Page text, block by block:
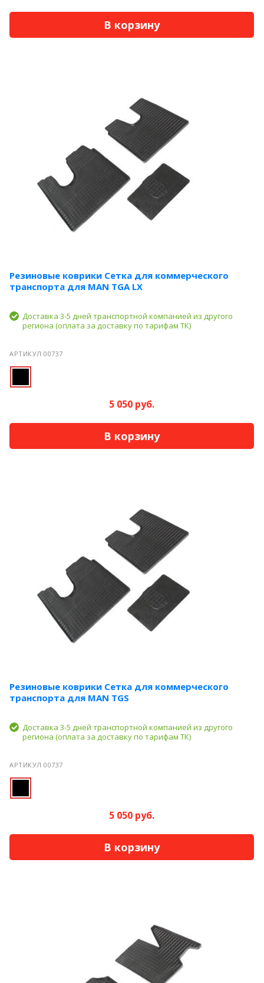
В корзину
Резиновые коврики Сетка для коммерческого
транспорта для MAN TGA LX
Доставка 3-5 дней транспортной компанией из другого
региона (оплата за доставку по тарифам ТК)
АРТИКУЛ 00737
5 050 руб.
В корзину
Резиновые коврики Сетка для коммерческого
транспорта для MAN TGS
Доставка 3-5 дней транспортной компанией из другого
региона (оплата за доставку по тарифам ТК)
АРТИКУЛ 00737
5 050 руб.
В корзину